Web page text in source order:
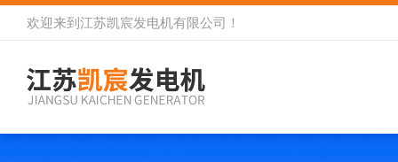
欢迎来到 江苏凯宸发电机有限公司 ！